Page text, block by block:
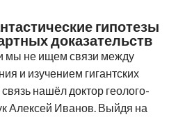
гипотезы
доказательств
мы не ищем связи между
и изучением гигантских
нашёл доктор геолого-
Алексей Иванов. Выйдя на